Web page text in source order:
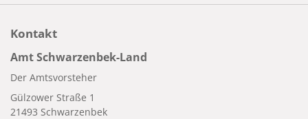
Kontakt
Amt Schwarzenbek-Land
Der Amtsvorsteher
Gülzower Straße 1
21493 Schwarzenbek